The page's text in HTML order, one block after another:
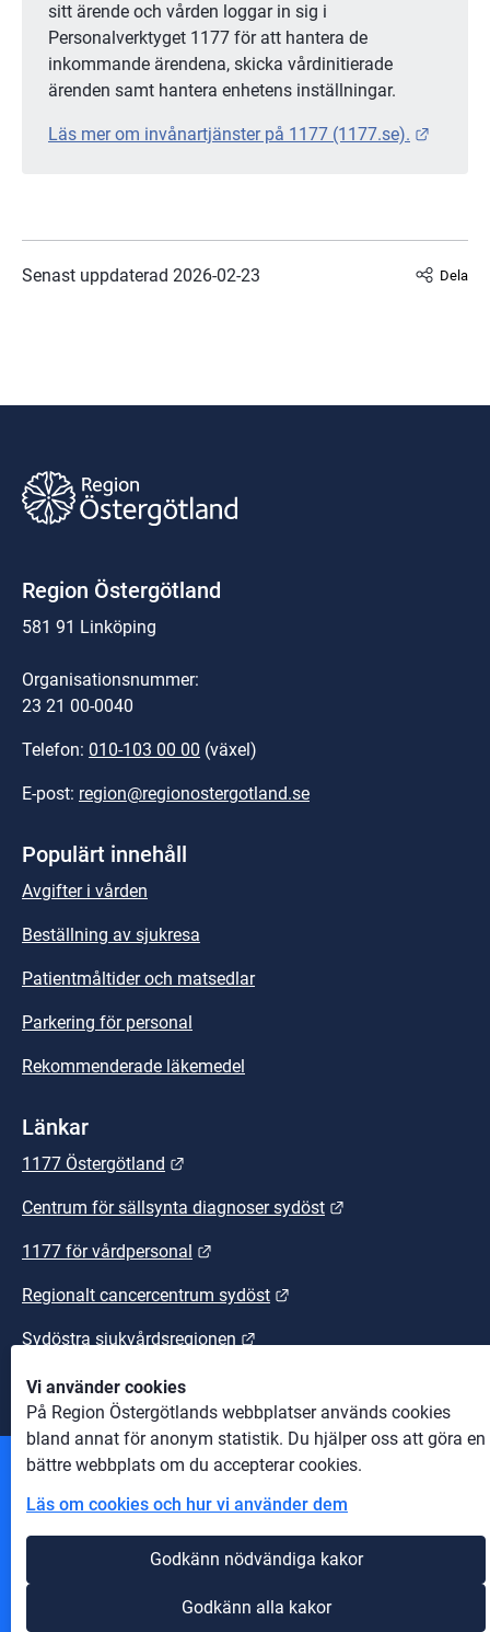
Vi använder cookies
På Region Östergötlands webbplatser används cookies
bland annat för anonym statistik. Du hjälper oss att göra en
bättre webbplats om du accepterar cookies.
Läs om cookies och hur vi använder dem
Godkänn nödvändiga kakor
Godkänn alla kakor
sitt ärende och vården loggar in sig i
Personalverktyget 1177 för att hantera de
inkommande ärendena, skicka vårdinitierade
ärenden samt hantera enhetens inställningar.
Läs mer om invånartjänster på 1177 (1177.se).
Senast uppdaterad 2026-02-23 Dela
Region Östergötland
581 91 Linköping
Organisationsnummer:
23 21 00-0040
Telefon: 010-103 00 00 (växel)
E-post: region@regionostergotland.se
Populärt innehåll
Avgifter i vården
Beställning av sjukresa
Patientmåltider och matsedlar
Parkering för personal
Rekommenderade läkemedel
Länkar
1177 Östergötland
Centrum för sällsynta diagnoser sydöst
1177 för vårdpersonal
Regionalt cancercentrum sydöst
Sydöstra sjukvårdsregionen
Information om cookies
Om webbplatsen